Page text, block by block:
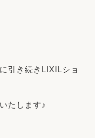
引き続きLIXILショ
たします♪